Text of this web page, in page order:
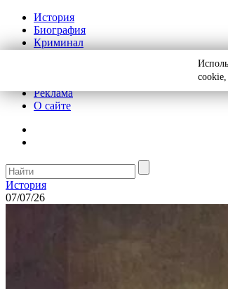
История
Биография
Криминал
Реклама
О сайте
История
07/07/26